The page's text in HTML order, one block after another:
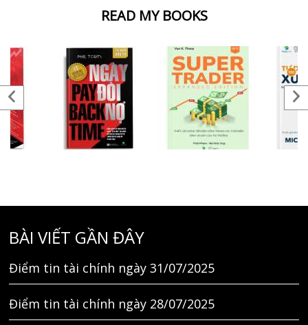
READ MY BOOKS
BÀI VIẾT GẦN ĐÂY
Điểm tin tài chính ngày 31/07/2025
Điểm tin tài chính ngày 28/07/2025